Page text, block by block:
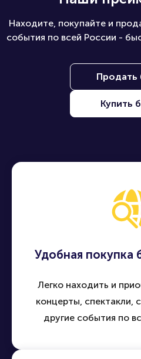
Находите, покупайте и
события по всей России -
Продать
Купить
Удобная покупка
Легко находить и
концерты, спектакли,
другие события по